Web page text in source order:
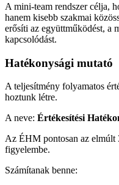
A mini-team rendszer célja,
hanem kisebb szakmai
erősíti az együttműködést, a
kapcsolódást.
Hatékonysági mutató
A teljesítmény folyamatos
hoztunk létre.
A neve: Értékesítési
Az ÉHM pontosan az elmúlt
figyelembe.
Számítanak benne: